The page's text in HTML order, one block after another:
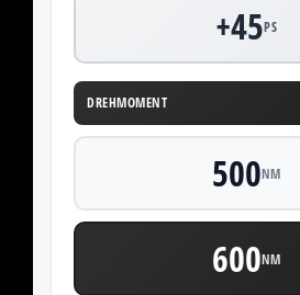
+45PS
DREHMOMENT
500NM
600NM